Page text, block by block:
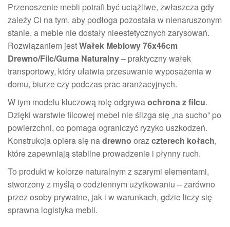
Przenoszenie mebli potrafi być uciążliwe, zwłaszcza gdy
zależy Ci na tym, aby podłoga pozostała w nienaruszonym
stanie, a meble nie dostały nieestetycznych zarysowań.
Rozwiązaniem jestWałek Meblowy 76x46cm
Drewno/Filc/Guma Naturalny– praktyczny wałek
transportowy, który ułatwia przesuwanie wyposażenia w
domu, biurze czy podczas prac aranżacyjnych.
W tym modelu kluczową rolę odgrywaochrona z filcu.
Dzięki warstwie filcowej mebel nie ślizga się „na sucho” po
powierzchni, co pomaga ograniczyć ryzyko uszkodzeń.
Konstrukcja opiera się nadrewno orazczterech kołach,
które zapewniają stabilne prowadzenie i płynny ruch.
To produkt w kolorze naturalnym z szarymi elementami,
stworzony z myślą o codziennym użytkowaniu – zarówno
przez osoby prywatne, jak i w warunkach, gdzie liczy się
sprawna logistyka mebli.